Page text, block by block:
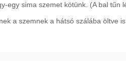
egy sima szemet kötünk. (A bal tűn
a szemnek a hátsó szálába öltve